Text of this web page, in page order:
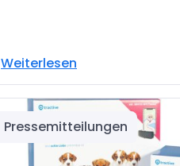
Weiterlesen
Pressemitteilungen